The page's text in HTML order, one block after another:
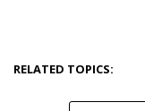
RELATED TOPICS: